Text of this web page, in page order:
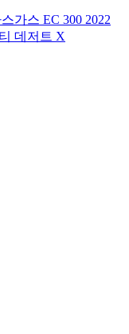
가스 EC 300 2022
데저트 X